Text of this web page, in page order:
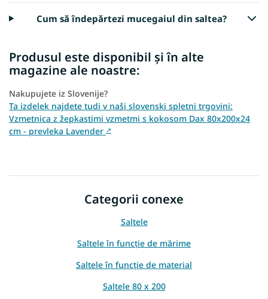
Cum să îndepărtezi mucegaiul din saltea?
Produsul este disponibil și în alte
magazine ale noastre:
Nakupujete iz Slovenije?
Ta izdelek najdete tudi v naši slovenski spletni trgovini:
Vzmetnica z žepkastimi vzmetmi s kokosom Dax 80x200x24
cm - prevleka Lavender ↗
Categorii conexe
Saltele
Saltele în funcție de mărime
Saltele în funcție de material
Saltele 80 x 200